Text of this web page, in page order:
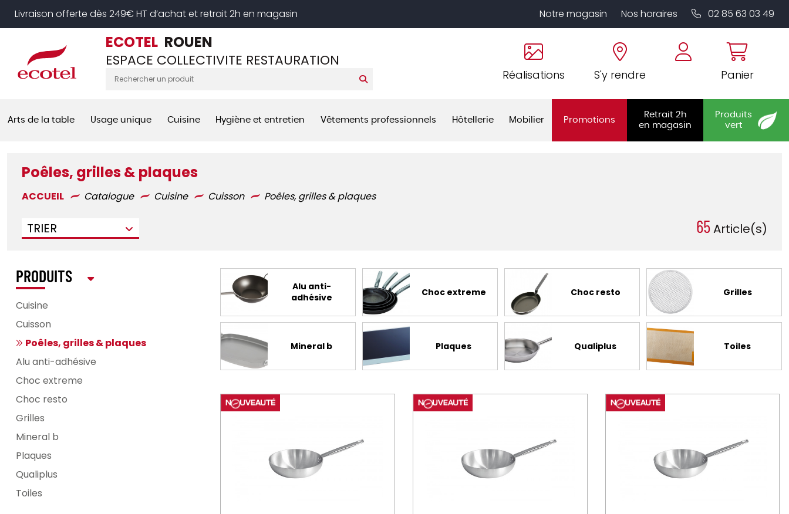
Livraison offerte dès 249€ HT d’achat et retrait 2h en magasin Notre magasin Nos horaires 02 85 63 03 49
ECOTEL ROUEN
ESPACE COLLECTIVITE RESTAURATION
Réalisations S'y rendre Panier
Arts de la table Usage unique Cuisine Hygiène et entretien Vêtements professionnels Hôtellerie Mobilier Promotions
Retrait 2h
en magasin
Produits
vert
Poêles, grilles & plaques
ACCUEIL Catalogue Cuisine Cuisson Poêles, grilles & plaques
TRIER 65Article(s)
Alu anti-
adhésive
Choc extreme Choc resto Grilles
Mineral b Plaques Qualiplus Toiles
PRODUITS
Cuisine
Cuisson
Poêles, grilles & plaques
Alu anti-adhésive
Choc extreme
Choc resto
Grilles
Mineral b
Plaques
Qualiplus
Toiles
Panneau de gestion des cookies